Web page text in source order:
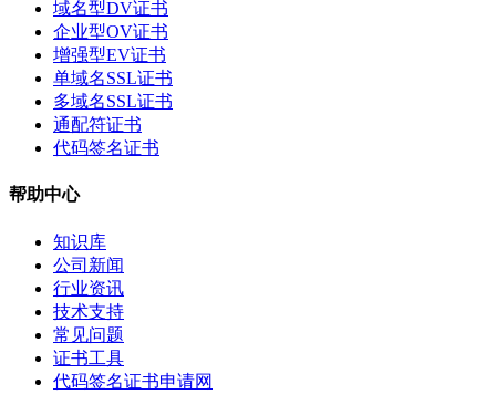
域名型DV证书
企业型OV证书
增强型EV证书
单域名SSL证书
多域名SSL证书
通配符证书
代码签名证书
帮助中心
知识库
公司新闻
行业资讯
技术支持
常见问题
证书工具
代码签名证书申请网